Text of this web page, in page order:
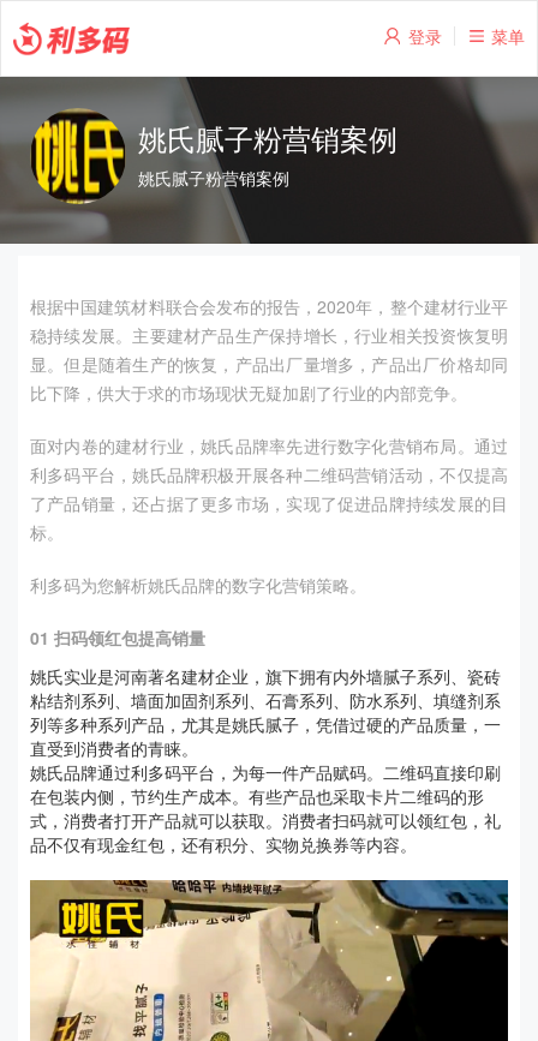
菜单
登录
姚氏腻子粉营销案例
姚氏腻子粉营销案例
根据中国建筑材料联合会发布的报告，2020年，整个建材行业平
稳持续发展。主要建材产品生产保持增长，行业相关投资恢复明
显。但是随着生产的恢复，产品出厂量增多，产品出厂价格却同
比下降，供大于求的市场现状无疑加剧了行业的内部竞争。
面对内卷的建材行业，姚氏品牌率先进行数字化营销布局。通过
利多码平台，姚氏品牌积极开展各种二维码营销活动，不仅提高
了产品销量，还占据了更多市场，实现了促进品牌持续发展的目
标。
利多码为您解析姚氏品牌的数字化营销策略。
01 扫码领红包提高销量
姚氏实业是河南著名建材企业，旗下拥有内外墙腻子系列、瓷砖
粘结剂系列、墙面加固剂系列、石膏系列、防水系列、填缝剂系
列等多种系列产品，尤其是姚氏腻子，凭借过硬的产品质量，一
直受到消费者的青睐。
姚氏品牌通过利多码平台，为每一件产品赋码。二维码直接印刷
在包装内侧，节约生产成本。有些产品也采取卡片二维码的形
式，消费者打开产品就可以获取。消费者扫码就可以领红包，礼
品不仅有现金红包，还有积分、实物兑换券等内容。